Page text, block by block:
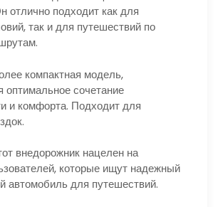
отлично подходит как для
так и для путешествий по
компактная модель,
оптимальное сочетание
и комфорта. Подходит для
внедорожник нацелен на
которые ищут надежный
автомобиль для путешествий.